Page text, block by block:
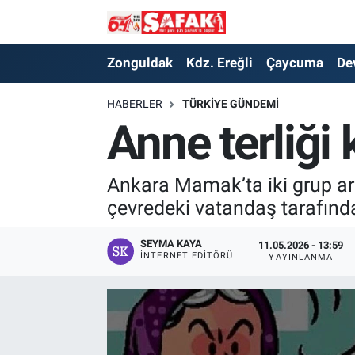
Zonguldak Kdz. Ereğli Çaycuma
HABERLER TÜRKIYE GÜNDEMI
Anne terliği
Ankara Mamak’ta iki grup
çevredeki vatandaş
SEYMA KAYA
İNTERNET EDITÖRÜ
11.05.2026 - 13:59
YAYINLANMA
Zonguldak
Kdz. Ereğli
Zonguldak Nöbetçi Eczaneler
Zonguldak Hava Durumu
Zonguldak Namaz Vakitleri
Zonguldak Trafik Yoğunluk Haritası
Süper Lig Puan Durumu ve Fikstür
Tüm Manşetler
Son Dakika Haberleri